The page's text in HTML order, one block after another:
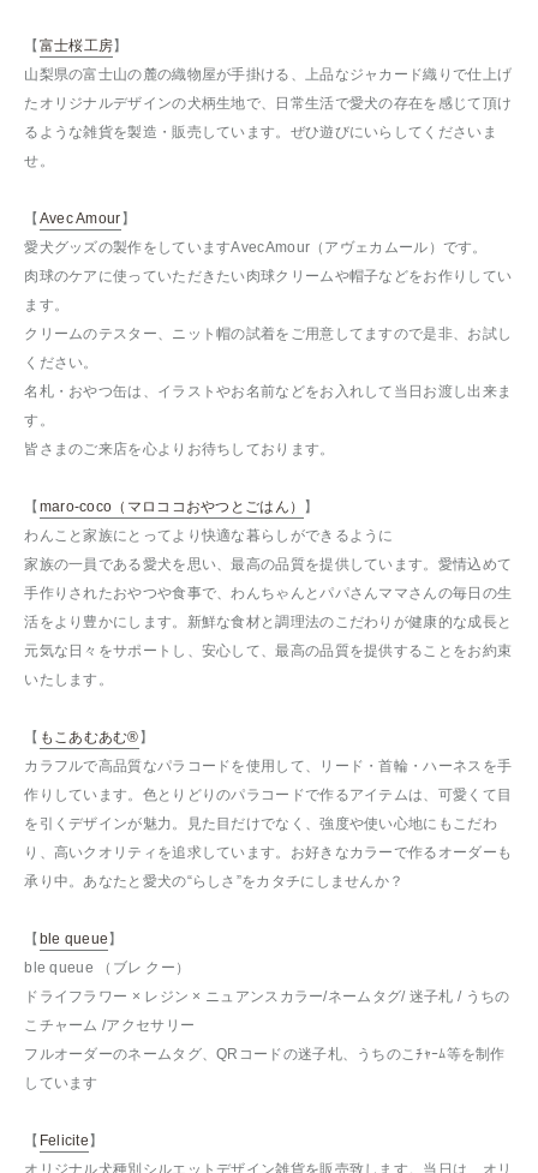
【富士桜工房】
山梨県の富士山の麓の織物屋が手掛ける、上品なジャカード織りで仕上げ
たオリジナルデザインの犬柄生地で、日常生活で愛犬の存在を感じて頂け
るような雑貨を製造・販売しています。ぜひ遊びにいらしてくださいま
せ。
【Avec Amour】
愛犬グッズの製作をしていますAvecAmour（アヴェカムール）です。
肉球のケアに使っていただきたい肉球クリームや帽子などをお作りしてい
ます。
クリームのテスター、ニット帽の試着をご用意してますので是非、お試し
ください。
名札・おやつ缶は、イラストやお名前などをお入れして当日お渡し出来ま
す。
皆さまのご来店を心よりお待ちしております。
【maro-coco（マロココおやつとごはん） 】
わんこと家族にとってより快適な暮らしができるように
家族の一員である愛犬を思い、最高の品質を提供しています。愛情込めて
手作りされたおやつや食事で、わんちゃんとパパさんママさんの毎日の生
活をより豊かにします。新鮮な食材と調理法のこだわりが健康的な成長と
元気な日々をサポートし、安心して、最高の品質を提供することをお約束
いたします。
【 もこあむあむ®︎】
カラフルで高品質なパラコードを使用して、リード・首輪・ハーネスを手
作りしています。色とりどりのパラコードで作るアイテムは、可愛くて目
を引くデザインが魅力。見た目だけでなく、強度や使い心地にもこだわ
り、高いクオリティを追求しています。お好きなカラーで作るオーダーも
承り中。あなたと愛犬の“らしさ”をカタチにしませんか？
【ble queue】
ble queue （ブレ クー）
ドライフラワー × レジン × ニュアンスカラー/ネームタグ/ 迷子札 / うちの
こチャーム /アクセサリー
フルオーダーのネームタグ、QRコードの迷子札、うちのこﾁｬｰﾑ等を制作
しています
【 Felicite】
オリジナル犬種別シルエットデザイン雑貨を販売致します。当日は、オリ